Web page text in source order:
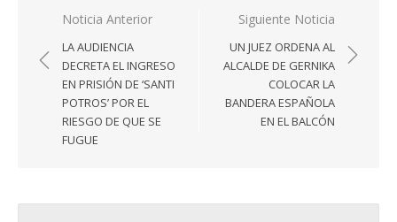
Navegación
entradas
Noticia Anterior
LA AUDIENCIA
DECRETA EL INGRESO
EN PRISIÓN DE ‘SANTI
POTROS’ POR EL
RIESGO DE QUE SE
FUGUE
Siguiente Noticia
UN JUEZ ORDENA AL
ALCALDE DE GERNIKA
COLOCAR LA
BANDERA ESPAÑOLA
EN EL BALCÓN